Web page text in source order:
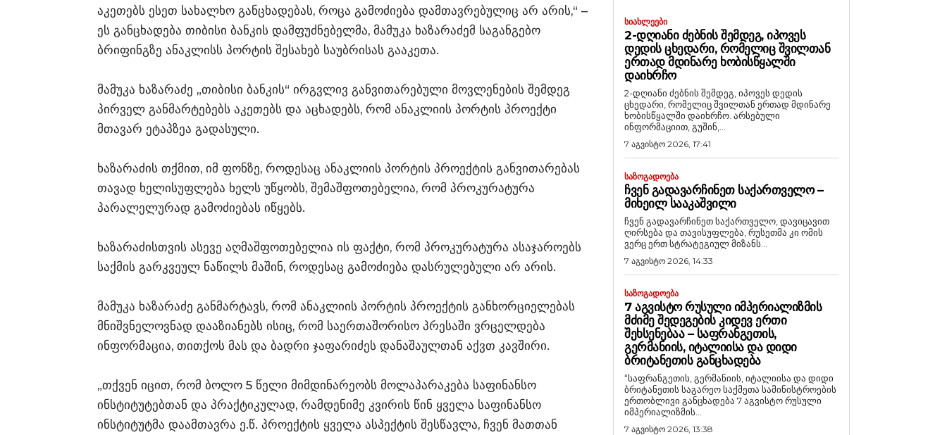
აკეთებს ესეთ სახალხო განცხადებას, როცა გამოძიება დამთავრებულიც არ არის,“ –
ეს განცხადება თიბისი ბანკის დამფუძნებელმა, მამუკა ხაზარაძემ საგანგებო
ბრიფინგზე ანაკლისს პორტის შესახებ საუბრისას გააკეთა.
მამუკა ხაზარაძე „თიბისი ბანკის“ ირგვლივ განვითარებული მოვლენების შემდეგ
პირველ განმარტებებს აკეთებს და აცხადებს, რომ ანაკლიის პორტის პროექტი
მთავარ ეტაპზეა გადასული.
ხაზარაძის თქმით, იმ ფონზე, როდესაც ანაკლიის პორტის პროექტის განვითარებას
თავად ხელისუფლება ხელს უწყობს, შემაშფოთებელია, რომ პროკურატურა
პარალელურად გამოძიებას იწყებს.
ხაზარაძისთვის ასევე აღმაშფოთებელია ის ფაქტი, რომ პროკურატურა ასაჯაროებს
საქმის გარკვეულ ნაწილს მაშინ, როდესაც გამოძიება დასრულებული არ არის.
მამუკა ხაზარაძე განმარტავს, რომ ანაკლიის პორტის პროექტის განხორციელებას
მნიშვნელოვნად დააზიანებს ისიც, რომ საერთაშორისო პრესაში ვრცელდება
ინფორმაცია, თითქოს მას და ბადრი ჯაფარიძეს დანაშაულთან აქვთ კავშირი.
„თქვენ იცით, რომ ბოლო 5 წელი მიმდინარეობს მოლაპარაკება საფინანსო
ინსტიტუტებთან და პრაქტიკულად, რამდენიმე კვირის წინ ყველა საფინანსო
ინსტიტუტმა დაამთავრა ე.წ. პროექტის ყველა ასპექტის შესწავლა, ჩვენ მათთან
ᲡᲘᲐᲮᲚᲔᲔᲑᲘ
2-ᲓᲦᲘᲐᲜᲘ ᲫᲔᲑᲜᲘᲡ ᲨᲔᲛᲓᲔᲒ, ᲘᲞᲝᲕᲔᲡ
ᲓᲔᲓᲘᲡ ᲪᲮᲔᲓᲐᲠᲘ, ᲠᲝᲛᲔᲚᲘᲪ ᲨᲕᲘᲚᲗᲐᲜ
ᲔᲠᲗᲐᲓ ᲛᲓᲘᲜᲐᲠᲔ ᲮᲝᲑᲘᲡᲬᲧᲐᲚᲨᲘ
ᲓᲐᲘᲮᲠᲩᲝ
2-დღიანი ძებნის შემდეგ, იპოვეს დედის
ცხედარი, რომელიც შვილთან ერთად მდინარე
ხობისწყალში დაიხრჩო. არსებული
ინფორმაციით, გუშინ,...
7 აგვისტო 2026, 17:41
ᲡᲐᲖᲝᲒᲐᲓᲝᲔᲑᲐ
ᲩᲕᲔᲜ ᲒᲐᲓᲐᲕᲐᲠᲩᲘᲜᲔᲗ ᲡᲐᲥᲐᲠᲗᲕᲔᲚᲝ –
ᲛᲘᲮᲔᲘᲚ ᲡᲐᲐᲙᲐᲨᲕᲘᲚᲘ
ჩვენ გადავარჩინეთ საქართველო, დავიცავით
ღირსება და თავისუფლება, რუსეთმა კი ომის
ვერც ერთ სტრატეგიულ მიზანს...
7 აგვისტო 2026, 14:33
ᲡᲐᲖᲝᲒᲐᲓᲝᲔᲑᲐ
7 ᲐᲒᲕᲘᲡᲢᲝ ᲠᲣᲡᲣᲚᲘ ᲘᲛᲞᲔᲠᲘᲐᲚᲘᲖᲛᲘᲡ
ᲛᲫᲘᲛᲔ ᲨᲔᲓᲔᲒᲔᲑᲘᲡ ᲙᲘᲓᲔᲕ ᲔᲠᲗᲘ
ᲨᲔᲮᲡᲔᲜᲔᲑᲐᲐ – ᲡᲐᲤᲠᲐᲜᲒᲔᲗᲘᲡ,
ᲒᲔᲠᲛᲐᲜᲘᲘᲡ, ᲘᲢᲐᲚᲘᲘᲡᲐ ᲓᲐ ᲓᲘᲓᲘ
ᲑᲠᲘᲢᲐᲜᲔᲗᲘᲡ ᲒᲐᲜᲪᲮᲐᲓᲔᲑᲐ
“საფრანგეთის, გერმანიის, იტალიისა და დიდი
ბრიტანეთის საგარეო საქმეთა სამინისტროების
ერთობლივი განცხადება 7 აგვისტო რუსული
იმპერიალიზმის...
7 აგვისტო 2026, 13:38